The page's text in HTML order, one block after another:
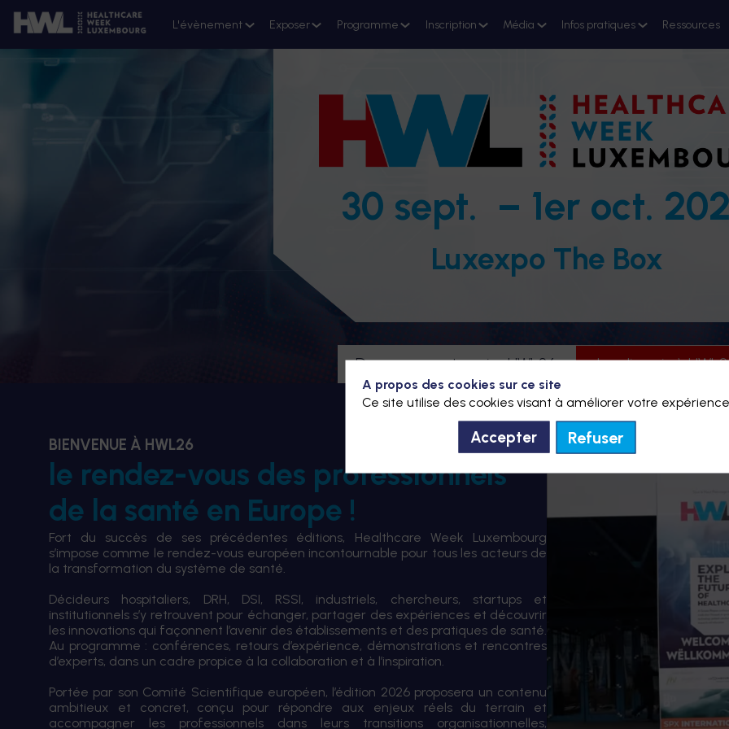
L'évènement Exposer Programme Inscription Média Infos pratiques Ressources
30 sept. – 1er oct.
Luxexpo The Box
Devenez partenaire HWL26 Je m'inscris à
BIENVENUE À HWL26
le rendez-vous des professionnels
de la santé en Europe !
Fort du succès de ses précédentes éditions, Healthcare Week Luxembourg
s’impose comme le rendez-vous européen incontournable pour tous les acteurs de
la transformation du système de santé.
Décideurs hospitaliers, DRH, DSI, RSSI, industriels, chercheurs, startups et
institutionnels s’y retrouvent pour échanger, partager des expériences et découvrir
les innovations qui façonnent l’avenir des établissements et des pratiques de santé.
Au programme : conférences, retours d’expérience, démonstrations et rencontres
d’experts, dans un cadre propice à la collaboration et à l’inspiration.
Portée par son Comité Scientifique européen, l’édition 2026 proposera un contenu
ambitieux et concret, conçu pour répondre aux enjeux réels du terrain et
accompagner les professionnels dans leurs transitions organisationnelles,
A propos des cookies sur ce site
Ce site utilise des cookies visant à améliorer votre
Accepter Refuser